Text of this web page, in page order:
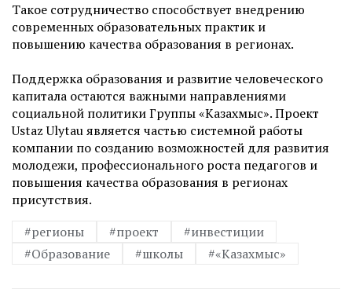
Такое сотрудничество способствует внедрению
современных образовательных практик и
повышению качества образования в регионах.
Поддержка образования и развитие человеческого
капитала остаются важными направлениями
социальной политики Группы «Казахмыс». Проект
Ustaz Ulytau является частью системной работы
компании по созданию возможностей для развития
молодежи, профессионального роста педагогов и
повышения качества образования в регионах
присутствия.
#регионы
#проект
#инвестиции
#Образование
#школы #«Казахмыс»